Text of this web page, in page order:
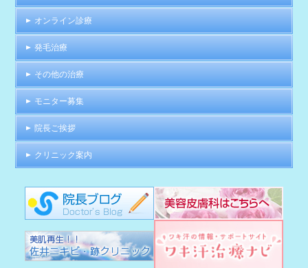
オンライン診療
発毛治療
その他の治療
モニター募集
院長ご挨拶
クリニック案内